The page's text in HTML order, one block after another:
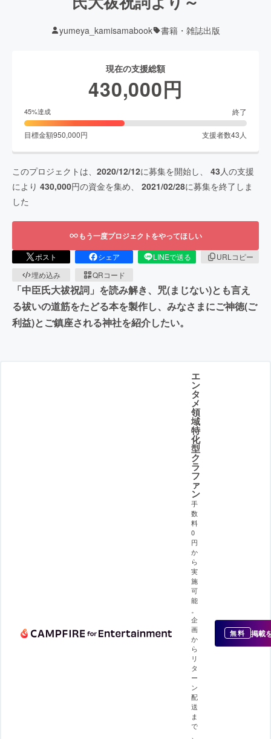
yumeya_kamisamabook 書籍・雑誌出版
現在の支援総額
430,000円
45%達成 終了
目標金額950,000円 支援者数43 人
このプロジェクトは、 2020/12/12に募集を開始し、 43 人の支援
により 430,000円の資金を集め、 2021/02/28に募集を終了しま
した
もう一度プロジェクトをやってほしい
ポスト シェア LINEで送る
URLコピー
埋め込み
QRコード
「中臣氏大祓祝詞」を読み解き、咒(まじない)とも言え
る祓いの道筋をたどる本を製作し、みなさまにご神徳(ご
利益)とご鎮座される神社を紹介したい。
エ
ン
タ
メ
領
域
特
化
型
ク
ラ
フ
ァ
ン
手
数
料
0
円
か
ら
実
施
可
能
企
画
か
ら
リ
タ
ー
ン
配
送
ま
で
無料 掲載